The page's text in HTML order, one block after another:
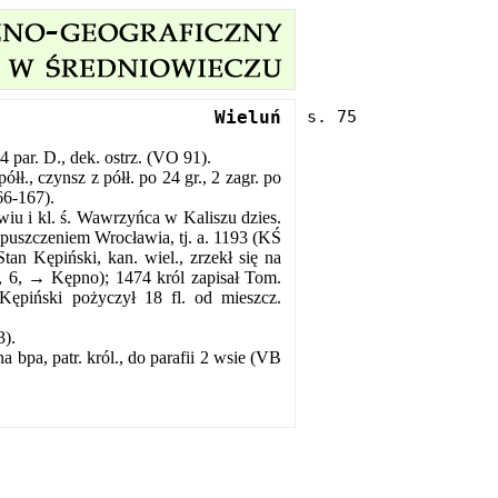
Wieluń
par. D., dek. ostrz. (VO 91).
czynsz z półł. po 24 gr., 2 zagr. po
167).
i kl. ś. Wawrzyńca w Kaliszu dzies.
Wrocławia, tj. a. 1193 (KŚ
Kępiński, kan. wiel., zrzekł się na
6, → Kępno); 1474 król zapisał Tom.
pożyczył 18 fl. od mieszcz.
bpa, patr. król., do parafii 2 wsie (VB